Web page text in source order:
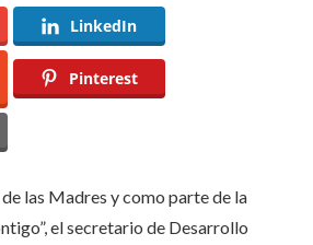
con
mamás
de
Reforma
LinkedIn
Pinterest
las Madres y como parte de la
el secretario de Desarrollo